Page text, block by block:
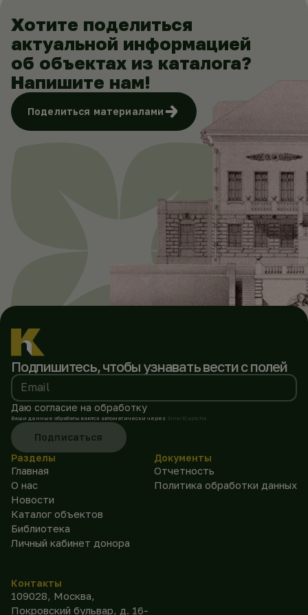
Хотите поделиться
актуальной информацией
об объектах из каталога?
Напишите нам!
Поделиться материалами
Подпишитесь, чтобы узнавать вести с полей
Email
Даю согласие на обработку
Ваши данные обрабатываются автоматически через SmartCaptcha
Подписаться
Разделы
Главная
О нас
Новости
Каталог объектов
Библиотека
Личный кабинет донора
Документы
Отчетность
Политика обработки данных
Контакты
109028, Москва,
Покровский бульвар, д. 16-